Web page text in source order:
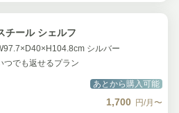
チール シェルフ
シルバー
つでも返せるプラン
あとから購入可能
1,700 円/月〜